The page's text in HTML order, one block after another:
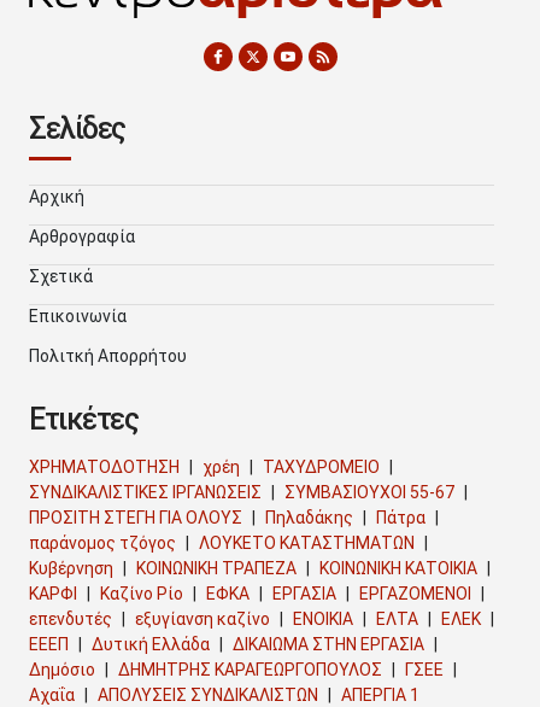
Σελίδες
Αρχική
Αρθρογραφία
Σχετικά
Επικοινωνία
Πολιτκή Απορρήτου
Ετικέτες
ΧΡΗΜΑΤΟΔΟΤΗΣΗ χρέη
ΤΑΧΥΔΡΟΜΕΙΟ
ΣΥΝΔΙΚΑΛΙΣΤΙΚΕΣ ΙΡΓΑΝΩΣΕΙΣ
ΣΥΜΒΑΣΙΟΥΧΟΙ 55-67
ΠΡΟΣΙΤΗ ΣΤΕΓΗ ΓΙΑ ΟΛΟΥΣ
Πηλαδάκης
Πάτρα
παράνομος τζόγος
ΛΟΥΚΕΤΟ ΚΑΤΑΣΤΗΜΑΤΩΝ
Κυβέρνηση
ΚΟΙΝΩΝΙΚΗ ΤΡΑΠΕΖΑ
ΚΟΙΝΩΝΙΚΗ ΚΑΤΟΙΚΙΑ
ΚΑΡΦΙ
Καζίνο Ρίο ΕΦΚΑ ΕΡΓΑΣΙΑ
ΕΡΓΑΖΟΜΕΝΟΙ
επενδυτές
εξυγίανση καζίνο ΕΝΟΙΚΙΑ ΕΛΤΑ
ΕΛΕΚ
ΕΕΕΠ
Δυτική Ελλάδα
ΔΙΚΑΙΩΜΑ ΣΤΗΝ ΕΡΓΑΣΙΑ
Δημόσιο
ΔΗΜΗΤΡΗΣ ΚΑΡΑΓΕΩΡΓΟΠΟΥΛΟΣ
ΓΣΕΕ
Αχαΐα
ΑΠΟΛΥΣΕΙΣ ΣΥΝΔΙΚΑΛΙΣΤΩΝ
ΑΠΕΡΓΙΑ 1